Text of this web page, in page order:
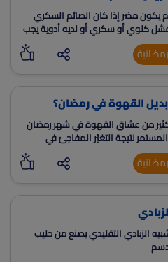
يكون مضر إذا كان الصائم السكري
كلوي أو سكري أو لديه أدوية يجب
وقت الصيام وفي هذه الحالات يجب
القهوة في رمضان؟
من عشاق القهوة في شهر رمضان
نتيجة التغيّر المفاجئ في
وعدم تناولهم نسبة الكافيين
عليها خلال أيام الإفطار
الزبادي التقليدي يصنع من حليب